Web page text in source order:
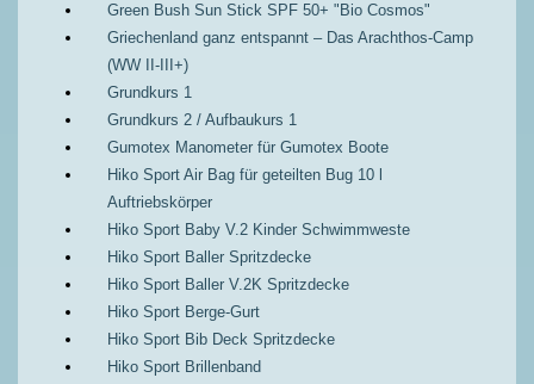
Green Bush Sun Stick SPF 50+ "Bio Cosmos"
Griechenland ganz entspannt – Das Arachthos-Camp
(WW II-III+)
Grundkurs 1
Grundkurs 2 / Aufbaukurs 1
Gumotex Manometer für Gumotex Boote
Hiko Sport Air Bag für geteilten Bug 10 l
Auftriebskörper
Hiko Sport Baby V.2 Kinder Schwimmweste
Hiko Sport Baller Spritzdecke
Hiko Sport Baller V.2K Spritzdecke
Hiko Sport Berge-Gurt
Hiko Sport Bib Deck Spritzdecke
Hiko Sport Brillenband